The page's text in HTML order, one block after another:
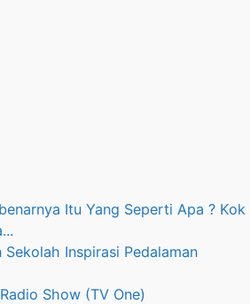
Itu Yang Seperti Apa ? Kok
Sekolah Inspirasi Pedalaman
Show (TV One)